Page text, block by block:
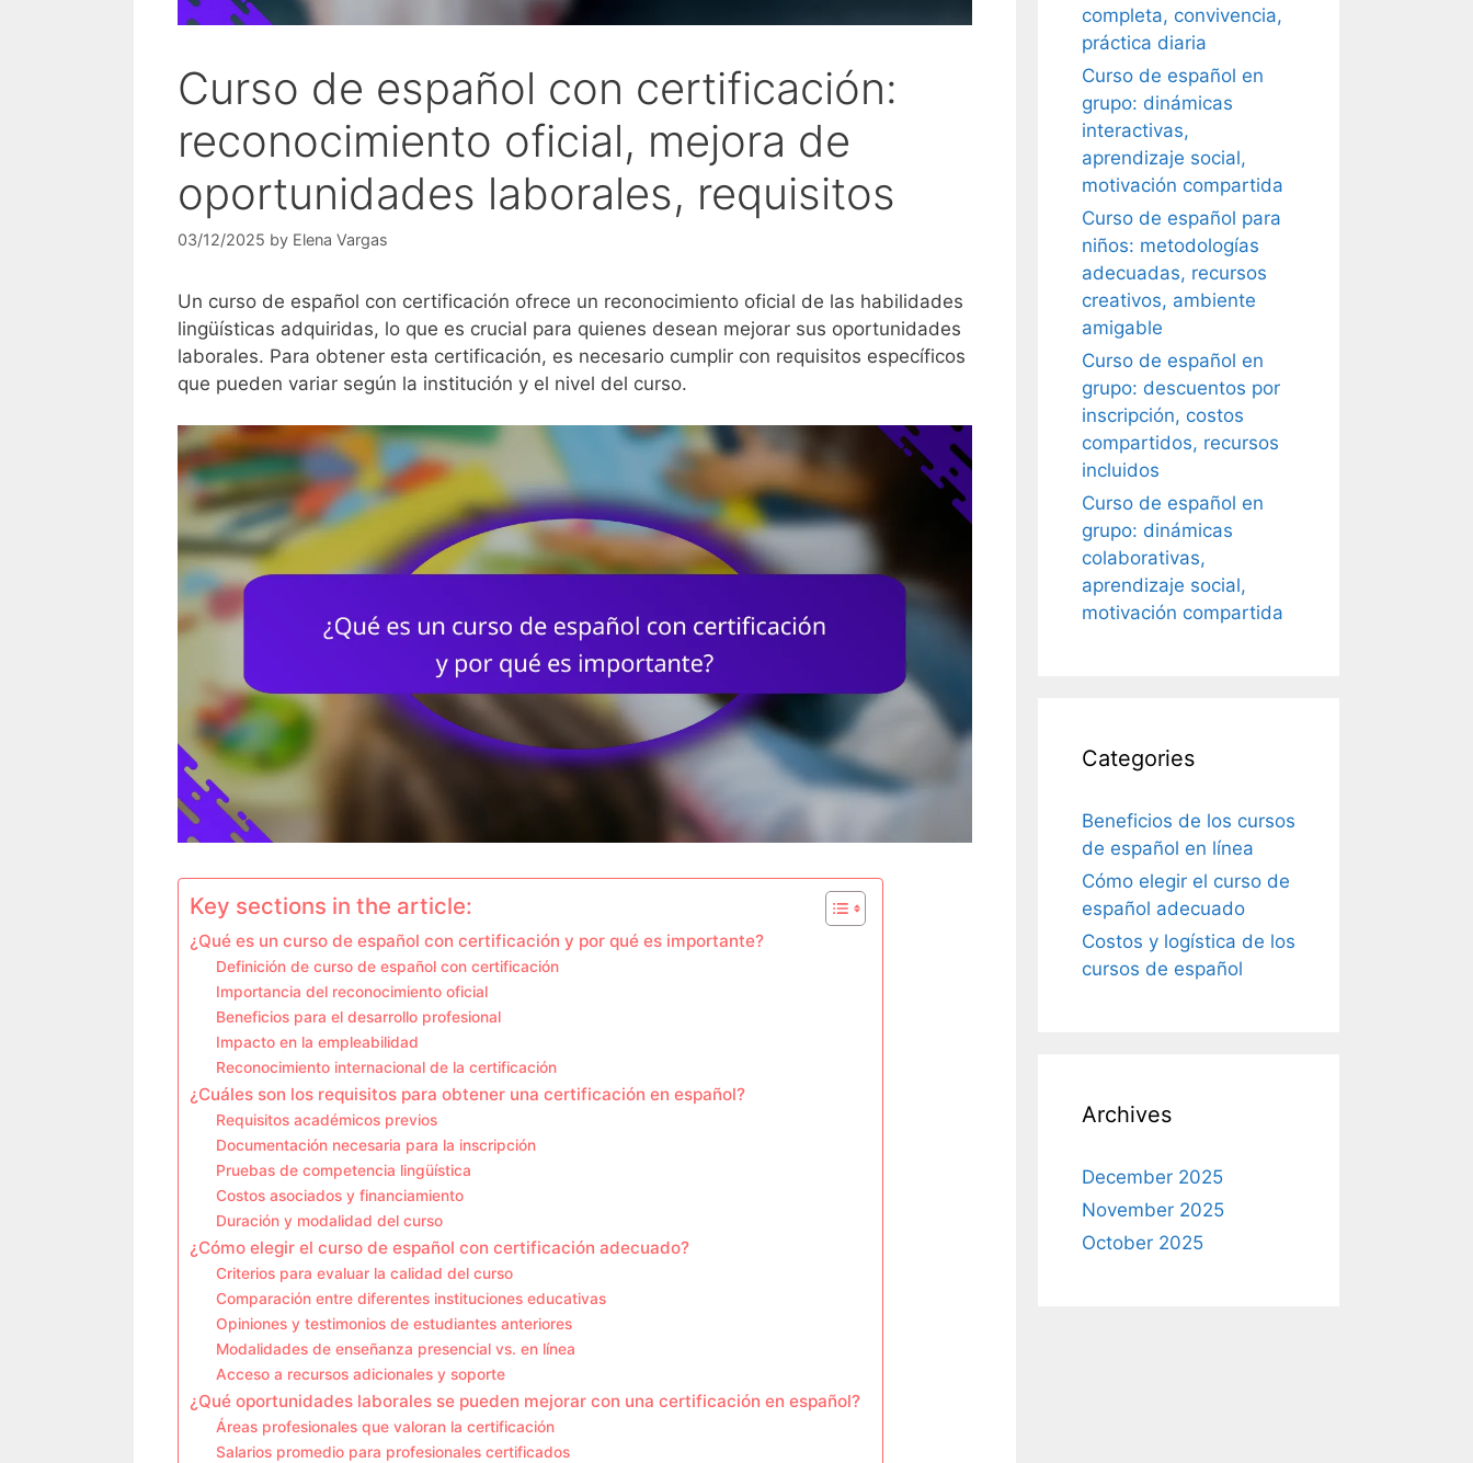
Curso de español con certificación:
reconocimiento oficial, mejora de
oportunidades laborales, requisitos
03/12/2025 by Elena Vargas
Un curso de español con certificación ofrece un reconocimiento oficial de las habilidades
lingüísticas adquiridas, lo que es crucial para quienes desean mejorar sus oportunidades
laborales. Para obtener esta certificación, es necesario cumplir con requisitos específicos
que pueden variar según la institución y el nivel del curso.
Key sections in the article:
¿Qué es un curso de español con certificación y por qué es importante?
Definición de curso de español con certificación
Importancia del reconocimiento oficial
Beneficios para el desarrollo profesional
Impacto en la empleabilidad
Reconocimiento internacional de la certificación
¿Cuáles son los requisitos para obtener una certificación en español?
Requisitos académicos previos
Documentación necesaria para la inscripción
Pruebas de competencia lingüística
Costos asociados y financiamiento
Duración y modalidad del curso
¿Cómo elegir el curso de español con certificación adecuado?
Criterios para evaluar la calidad del curso
Comparación entre diferentes instituciones educativas
Opiniones y testimonios de estudiantes anteriores
Modalidades de enseñanza presencial vs. en línea
Acceso a recursos adicionales y soporte
¿Qué oportunidades laborales se pueden mejorar con una certificación en español?
Áreas profesionales que valoran la certificación
Salarios promedio para profesionales certificados
completa, convivencia,
práctica diaria
Curso de español en
grupo: dinámicas
interactivas,
aprendizaje social,
motivación compartida
Curso de español para
niños: metodologías
adecuadas, recursos
creativos, ambiente
amigable
Curso de español en
grupo: descuentos por
inscripción, costos
compartidos, recursos
incluidos
Curso de español en
grupo: dinámicas
colaborativas,
aprendizaje social,
motivación compartida
Categories
Beneficios de los cursos
de español en línea
Cómo elegir el curso de
español adecuado
Costos y logística de los
cursos de español
Archives
December 2025
November 2025
October 2025